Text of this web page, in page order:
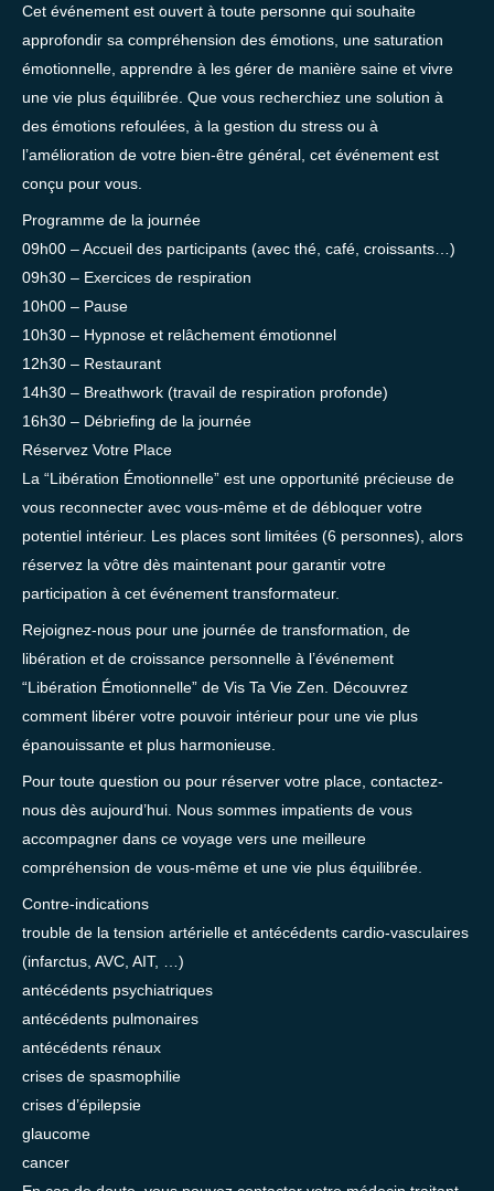
Cet événement est ouvert à toute personne qui souhaite
approfondir sa compréhension des émotions, une saturation
émotionnelle, apprendre à les gérer de manière saine et vivre
une vie plus équilibrée. Que vous recherchiez une solution à
des émotions refoulées, à la gestion du stress ou à
l’amélioration de votre bien-être général, cet événement est
conçu pour vous.
Programme de la journée
09h00 – Accueil des participants (avec thé, café, croissants…)
09h30 – Exercices de respiration
10h00 – Pause
10h30 – Hypnose et relâchement émotionnel
12h30 – Restaurant
14h30 – Breathwork (travail de respiration profonde)
16h30 – Débriefing de la journée
Réservez Votre Place
La “Libération Émotionnelle” est une opportunité précieuse de
vous reconnecter avec vous-même et de débloquer votre
potentiel intérieur. Les places sont limitées (6 personnes), alors
réservez la vôtre dès maintenant pour garantir votre
participation à cet événement transformateur.
Rejoignez-nous pour une journée de transformation, de
libération et de croissance personnelle à l’événement
“Libération Émotionnelle” de Vis Ta Vie Zen. Découvrez
comment libérer votre pouvoir intérieur pour une vie plus
épanouissante et plus harmonieuse.
Pour toute question ou pour réserver votre place, contactez-
nous dès aujourd’hui. Nous sommes impatients de vous
accompagner dans ce voyage vers une meilleure
compréhension de vous-même et une vie plus équilibrée.
Contre-indications
trouble de la tension artérielle et antécédents cardio-vasculaires
(infarctus, AVC, AIT, …)
antécédents psychiatriques
antécédents pulmonaires
antécédents rénaux
crises de spasmophilie
crises d’épilepsie
glaucome
cancer